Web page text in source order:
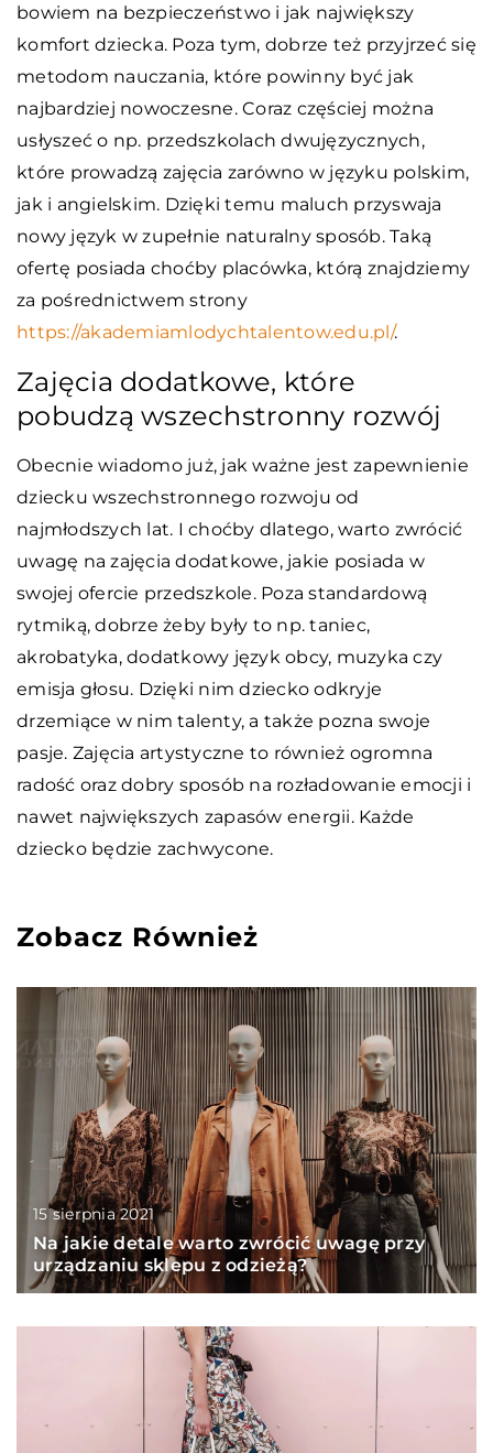
bowiem na bezpieczeństwo i jak największy
komfort dziecka. Poza tym, dobrze też przyjrzeć się
metodom nauczania, które powinny być jak
najbardziej nowoczesne. Coraz częściej można
usłyszeć o np. przedszkolach dwujęzycznych,
które prowadzą zajęcia zarówno w języku polskim,
jak i angielskim. Dzięki temu maluch przyswaja
nowy język w zupełnie naturalny sposób. Taką
ofertę posiada choćby placówka, którą znajdziemy
za pośrednictwem strony
https://akademiamlodychtalentow.edu.pl/.
Zajęcia dodatkowe, które
pobudzą wszechstronny rozwój
Obecnie wiadomo już, jak ważne jest zapewnienie
dziecku wszechstronnego rozwoju od
najmłodszych lat. I choćby dlatego, warto zwrócić
uwagę na zajęcia dodatkowe, jakie posiada w
swojej ofercie przedszkole. Poza standardową
rytmiką, dobrze żeby były to np. taniec,
akrobatyka, dodatkowy język obcy, muzyka czy
emisja głosu. Dzięki nim dziecko odkryje
drzemiące w nim talenty, a także pozna swoje
pasje. Zajęcia artystyczne to również ogromna
radość oraz dobry sposób na rozładowanie emocji i
nawet największych zapasów energii. Każde
dziecko będzie zachwycone.
Zobacz Również
15 sierpnia 2021
Na jakie detale warto zwrócić uwagę przy
urządzaniu sklepu z odzieżą?